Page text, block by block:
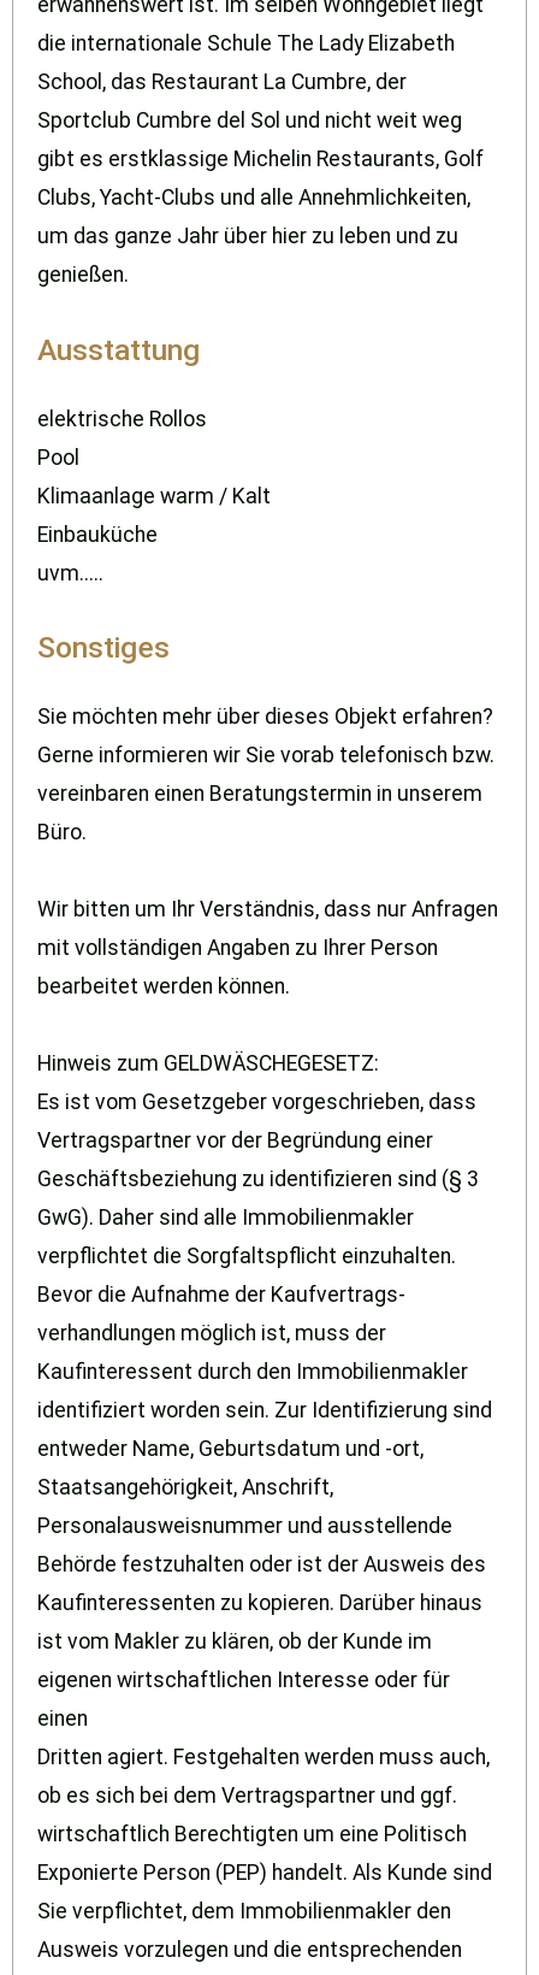
erwähnenswert ist. Im selben Wohngebiet liegt
die internationale Schule The Lady Elizabeth
School, das Restaurant La Cumbre, der
Sportclub Cumbre del Sol und nicht weit weg
gibt es erstklassige Michelin Restaurants, Golf
Clubs, Yacht-Clubs und alle Annehmlichkeiten,
um das ganze Jahr über hier zu leben und zu
genießen.
Ausstattung
elektrische Rollos
Pool
Klimaanlage warm / Kalt
Einbauküche
uvm.....
Sonstiges
Sie möchten mehr über dieses Objekt erfahren?
Gerne informieren wir Sie vorab telefonisch bzw.
vereinbaren einen Beratungstermin in unserem
Büro.
Wir bitten um Ihr Verständnis, dass nur Anfragen
mit vollständigen Angaben zu Ihrer Person
bearbeitet werden können.
Hinweis zum GELDWÄSCHEGESETZ:
Es ist vom Gesetzgeber vorgeschrieben, dass
Vertragspartner vor der Begründung einer
Geschäftsbeziehung zu identifizieren sind (§ 3
GwG). Daher sind alle Immobilienmakler
verpflichtet die Sorgfaltspflicht einzuhalten.
Bevor die Aufnahme der Kaufvertrags-
verhandlungen möglich ist, muss der
Kaufinteressent durch den Immobilienmakler
identifiziert worden sein. Zur Identifizierung sind
entweder Name, Geburtsdatum und -ort,
Staatsangehörigkeit, Anschrift,
Personalausweisnummer und ausstellende
Behörde festzuhalten oder ist der Ausweis des
Kaufinteressenten zu kopieren. Darüber hinaus
ist vom Makler zu klären, ob der Kunde im
eigenen wirtschaftlichen Interesse oder für
einen
Dritten agiert. Festgehalten werden muss auch,
ob es sich bei dem Vertragspartner und ggf.
wirtschaftlich Berechtigten um eine Politisch
Exponierte Person (PEP) handelt. Als Kunde sind
Sie verpflichtet, dem Immobilienmakler den
Ausweis vorzulegen und die entsprechenden